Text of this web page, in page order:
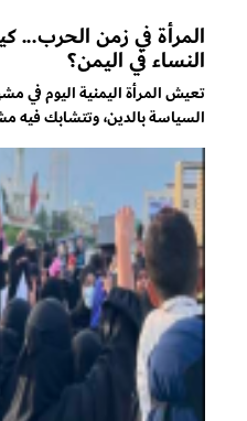
المرأة في زمن الحرب...
النساء في اليمن؟
تعيش المرأة اليمنية اليوم في
السياسة بالدين، وتتشابك فيه